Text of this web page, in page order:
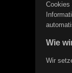
Cookies
Wie
Wir